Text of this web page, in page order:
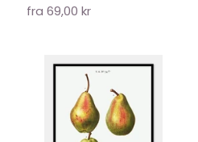
Normalpris
fra 69,00 kr
pærer